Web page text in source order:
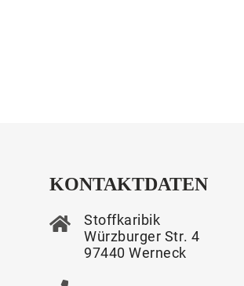
KONTAKTDATEN
Stoffkaribik
Würzburger Str. 4
97440 Werneck